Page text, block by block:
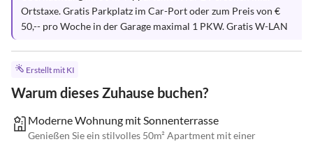
Ortstaxe. Gratis Parkplatz im Car-Port oder zum Preis von €
50,-- pro Woche in der Garage maximal 1 PKW. Gratis W-LAN
Erstellt mit KI
Warum dieses Zuhause buchen?
Moderne Wohnung mit Sonnenterrasse
Genießen Sie ein stilvolles 50m² Apartment mit einer